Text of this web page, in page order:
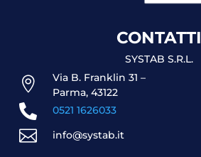
CONTATTI
SYSTAB S.R.L.

Via B. Franklin 31 –
Parma, 43122
 0521 1626033
 info@systab.it